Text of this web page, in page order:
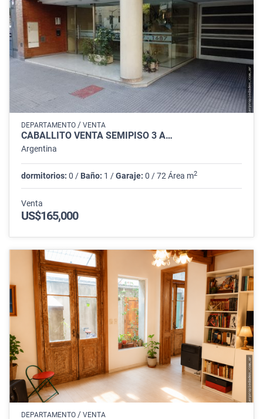
DEPARTAMENTO / VENTA
CABALLITO VENTA SEMIPISO 3 A…
Argentina
dormitorios: 0 / Baño: 1 /Garaje: 0 / 72 Área m2
Venta
US$165,000
DEPARTAMENTO / VENTA